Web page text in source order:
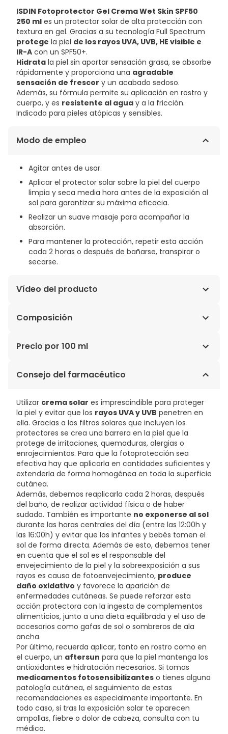
ISDIN Fotoprotector Gel Crema Wet Skin SPF50
250 ml es un protector solar de alta protección con
textura en gel. Gracias a su tecnología Full Spectrum
protege la piel de los rayos UVA, UVB, HE visible e
IR-A con un SPF50+.
Hidrata la piel sin aportar sensación grasa, se absorbe
rápidamente y proporciona una agradable
sensación de frescor y un acabado sedoso.
Además, su fórmula permite su aplicación en rostro y
cuerpo, y es resistente al agua y a la fricción.
Indicado para pieles atópicas y sensibles.
Modo de empleo
Agitar antes de usar.
Aplicar el protector solar sobre la piel del cuerpo
limpia y seca media hora antes de la exposición al
sol para garantizar su máxima eficacia.
Realizar un suave masaje para acompañar la
absorción.
Para mantener la protección, repetir esta acción
cada 2 horas o después de bañarse, transpirar o
secarse.
Vídeo del producto
Composición
AQUA, OCTOCRYLENE, BUTYLENE GLYCOL
GLYCERIN, DIETHYLHEXYL CARBONATE, BIS-
COPOLYMER, METHYLENE BIS-BENZOTRIAZOLYLY
TETRAME,, PHENYLBENZIMIDAZOLE SULFONIC ACID,
PANTHENOL, RETINYL PALMITATE, TOCOPHERYL ACETATE,
ACRYLATES/C10-30 ALKYL ACRYLATE CROSS, CARBOMER
(CARBOXYPOLIMETILEN), EDTA DISODIUM,
POLYACRYLAMIDE, C13-14 ISOPARAFFIN, DECYL
GLUCOSIDE, XANTHAN GUM, LAURETH-7, PROPYLENE
GLYCOL, PARFUM, LINALOOL, BHT, ETHYLPARABEN,
METHYLPARABEN PHENOXYETHANOL, CL 77491, CL 77492,
CL 77499.
Precio por 100 ml
9,44€ / 100 ml
Consejo del farmacéutico
Utilizar crema solar es imprescindible para proteger
la piel y evitar que los rayos UVA y UVB penetren en
ella. Gracias a los filtros solares que incluyen los
protectores se crea una barrera en la piel que la
protege de irritaciones, quemaduras, alergias o
enrojecimientos. Para que la fotoprotección sea
efectiva hay que aplicarla en cantidades suficientes y
extenderla de forma homogénea en toda la superficie
cutánea.
Además, debemos reaplicarla cada 2 horas, después
del baño, de realizar actividad física o de haber
sudado. También es importante no exponerse al sol
durante las horas centrales del día (entre las 12:00h y
las 16:00h) y evitar que los infantes y bebés tomen el
sol de forma directa. Además de esto, debemos tener
en cuenta que el sol es el responsable del
envejecimiento de la piel y la sobreexposición a sus
rayos es causa de fotoenvejecimiento, produce
daño oxidativo y favorece la aparición de
enfermedades cutáneas. Se puede reforzar esta
acción protectora con la ingesta de complementos
alimenticios, junto a una dieta equilibrada y el uso de
accesorios como gafas de sol o sombreros de ala
ancha.
Por último, recuerda aplicar, tanto en rostro como en
el cuerpo, un aftersun para que la piel mantenga los
antioxidantes e hidratación necesarios. Si tomas
medicamentos fotosensibilizantes o tienes alguna
patología cutánea, el seguimiento de estas
recomendaciones es especialmente importante. En
todo caso, si tras la exposición solar te aparecen
ampollas, fiebre o dolor de cabeza, consulta con tu
médico.